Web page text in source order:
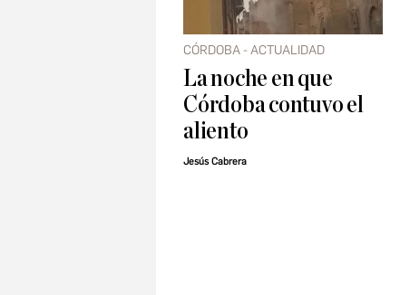
CÓRDOBA - ACTUALIDAD
La noche en que
Córdoba contuvo el
aliento
Jesús Cabrera